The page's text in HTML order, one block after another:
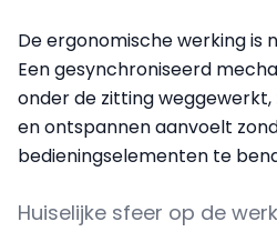
De ergonomische werking is
Een gesynchroniseerd
onder de zitting
en ontspannen aanvoelt
bedieningselementen te
Huiselijke sfeer op de